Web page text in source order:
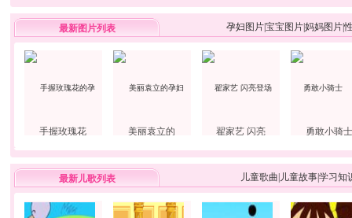
最新图片列表 孕妇图片宝宝图片妈妈图片
手握玫瑰花 美丽袁立的 翟家艺 闪亮 勇敢小骑士
最新儿歌列表 儿童歌曲 儿童故事学习知